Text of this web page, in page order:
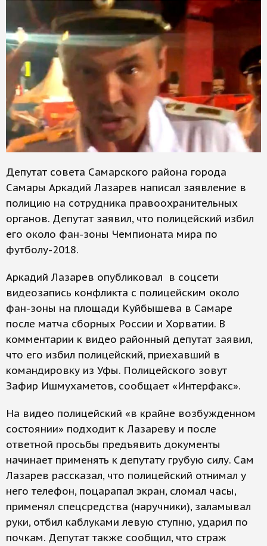
Депутат совета Самарского района города
Самары Аркадий Лазарев написал заявление в
полицию на сотрудника правоохранительных
органов. Депутат заявил, что полицейский избил
его около фан-зоны Чемпионата мира по
футболу-2018.
Аркадий Лазарев опубликовал в соцсети
видеозапись конфликта с полицейским около
фан-зоны на площади Куйбышева в Самаре
после матча сборных России и Хорватии. В
комментарии к видео районный депутат заявил,
что его избил полицейский, приехавший в
командировку из Уфы. Полицейского зовут
Зафир Ишмухаметов, сообщает «Интерфакс».
На видео полицейский «в крайне возбужденном
состоянии» подходит к Лазареву и после
ответной просьбы предъявить документы
начинает применять к депутату грубую силу. Сам
Лазарев рассказал, что полицейский отнимал у
него телефон, поцарапал экран, сломал часы,
применял спецсредства (наручники), заламывал
руки, отбил каблуками левую ступню, ударил по
почкам. Депутат также сообщил, что страж